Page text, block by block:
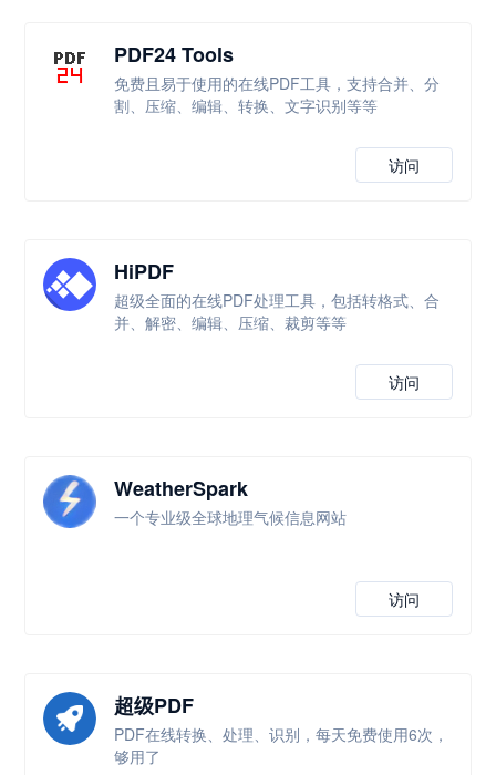
PDF24 Tools
免费且易于使用的在线PDF工具，支持合并、分
割、压缩、编辑、转换、文字识别等等
访问
HiPDF
超级全面的在线PDF处理工具，包括转格式、合
并、解密、编辑、压缩、裁剪等等
访问
WeatherSpark
一个专业级全球地理气候信息网站
访问
超级PDF
PDF在线转换、处理、识别，每天免费使用6次，
够用了